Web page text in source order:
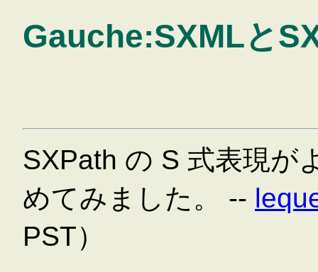
Gauche:SXMLと
SXPath の S 式表現が
めてみました。 --
PST）